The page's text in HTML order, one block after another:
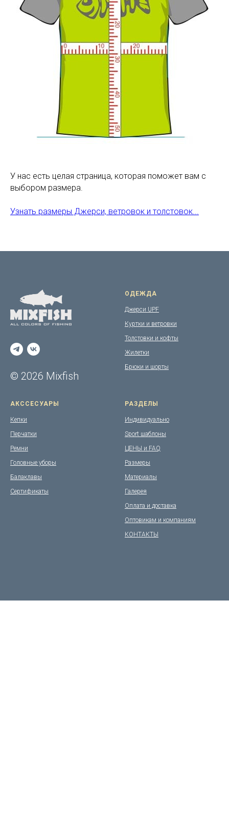
У нас есть целая страница, которая поможет вам с
выбором размера.
Узнать размеры Джерси, ветровок и толстовок...
© 2026 Mixfish
ОДЕЖДА
Джерси UPF
Куртки и ветровки
Толстовки и кофты
Жилетки
Брюки и шорты
АКССЕСУАРЫ
Кепки
Перчатки
Ремни
Головные уборы
Балаклавы
Сертификаты
РАЗДЕЛЫ
Индивидуально
Sport шаблоны
ЦЕНЫ и FAQ
Размеры
Материалы
Галерея
Оплата и доставка
Оптовикам и компаниям
КОНТАКТЫ